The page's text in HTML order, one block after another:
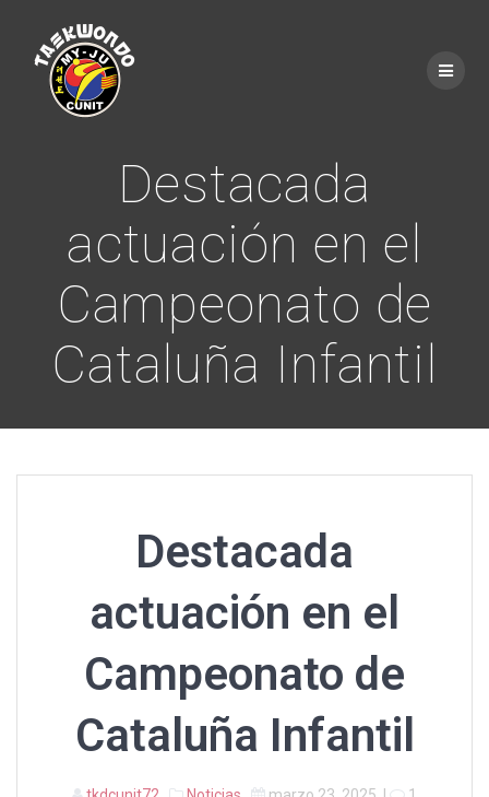
Destacada
actuación en el
Campeonato de
Cataluña Infantil
Destacada
actuación en el
Campeonato de
Cataluña Infantil